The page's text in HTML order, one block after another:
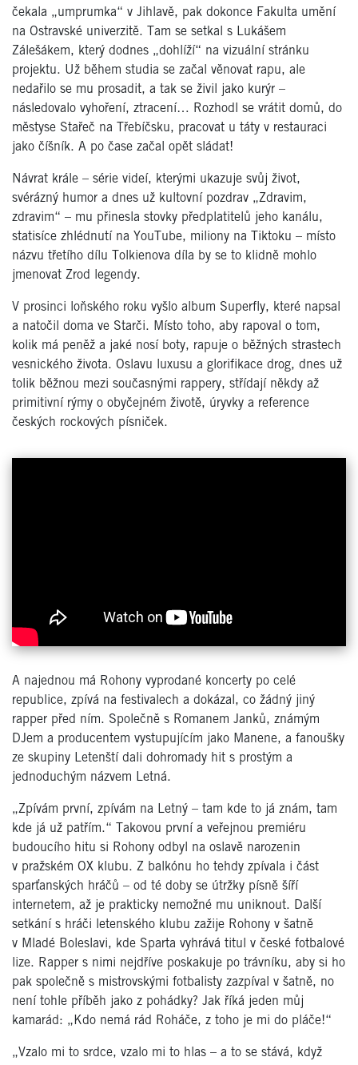
čekala „umprumka“ v Jihlavě, pak dokonce Fakulta umění
na Ostravské univerzitě. Tam se setkal s Lukášem
Zálešákem, který dodnes „dohlíží“ na vizuální stránku
projektu. Už během studia se začal věnovat rapu, ale
nedařilo se mu prosadit, a tak se živil jako kurýr –
následovalo vyhoření, ztracení… Rozhodl se vrátit domů, do
městyse Stařeč na Třebíčsku, pracovat u táty v restauraci
jako číšník. A po čase začal opět sládat!
Návrat krále – série videí, kterými ukazuje svůj život,
svérázný humor a dnes už kultovní pozdrav „Zdravim,
zdravim“ – mu přinesla stovky předplatitelů jeho kanálu,
statisíce zhlédnutí na YouTube, miliony na Tiktoku – místo
názvu třetího dílu Tolkienova díla by se to klidně mohlo
jmenovat Zrod legendy.
V prosinci loňského roku vyšlo album Superfly, které napsal
a natočil doma ve Starči. Místo toho, aby rapoval o tom,
kolik má peněž a jaké nosí boty, rapuje o běžných strastech
vesnického života. Oslavu luxusu a glorifikace drog, dnes už
tolik běžnou mezi současnými rappery, střídají někdy až
primitivní rýmy o obyčejném životě, úryvky a reference
českých rockových písniček.
A najednou má Rohony vyprodané koncerty po celé
republice, zpívá na festivalech a dokázal, co žádný jiný
rapper před ním. Společně s Romanem Janků, známým
DJem a producentem vystupujícím jako Manene, a fanoušky
ze skupiny Letenští dali dohromady hit s prostým a
jednoduchým názvem Letná.
„Zpívám první, zpívám na Letný – tam kde to já znám, tam
kde já už patřím.“ Takovou první a veřejnou premiéru
budoucího hitu si Rohony odbyl na oslavě narozenin
v pražském OX klubu. Z balkónu ho tehdy zpívala i část
sparťanských hráčů – od té doby se útržky písně šíří
internetem, až je prakticky nemožné mu uniknout. Další
setkání s hráči letenského klubu zažije Rohony v šatně
v Mladé Boleslavi, kde Sparta vyhrává titul v české fotbalové
lize. Rapper s nimi nejdříve poskakuje po trávníku, aby si ho
pak společně s mistrovskými fotbalisty zazpíval v šatně, no
není tohle příběh jako z pohádky? Jak říká jeden můj
kamarád: „Kdo nemá rád Roháče, z toho je mi do pláče!“
„Vzalo mi to srdce, vzalo mi to hlas – a to se stává, když